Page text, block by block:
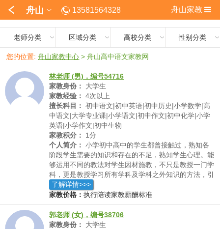
舟山 13581564328 舟山家教
老师分类 区域分类 高校分类 性别分类
您的位置:舟山家教中心 >舟山高中语文家教网
林老师 (男)，编号54716
家教身份：
大学生
家教经验： 4次以上
擅长科目： 初中语文|初中英语|初中历史|小学数学|高
中语文|大学专业课|小学语文|初中作文|初中化学|小学
英语|小学作文|初中生物
家教积分：
1分
个人简介： 小学初中高中的学生都曾接触过，熟知各
阶段学生需要的知识和存在的不足，熟知学生心理。能
够运用不同的教法对学生因材施教，不只是教授一门学
科，更是教授学习所有学科及学科之外知识的方法，引
导学生自己探索和学习，主动去发现自身的不足，取得
长期进步。
了解详情>>>
家教价格： 执行陪读家教薪酬标准
郭老师 (女)，编号38706
家教身份：
大学生